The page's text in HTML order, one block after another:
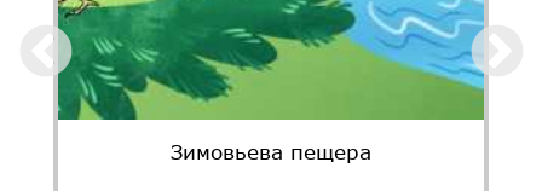
Зимовьева пещера